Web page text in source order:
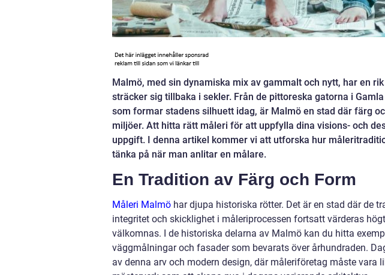
Malmö, med sin dynamiska mix av gammalt och nytt, har en
sträcker sig tillbaka i sekler. Från de pittoreska gatorna i
som formar stadens silhuett idag, är Malmö en stad där färg
miljöer. Att hitta rätt måleri för att uppfylla dina visions- och
uppgift. I denna artikel kommer vi att utforska hur
tänka på när man anlitar en målare.
En Tradition av Färg och Form
Måleri Malmö har djupa historiska rötter. Det är en stad där de
integritet och skicklighet i måleriprocessen fortsatt värderas
välkomnas. I de historiska delarna av Malmö kan du hitta
väggmålningar och fasader som bevarats över århundraden.
av denna arv och modern design, där måleriföretag måste vara